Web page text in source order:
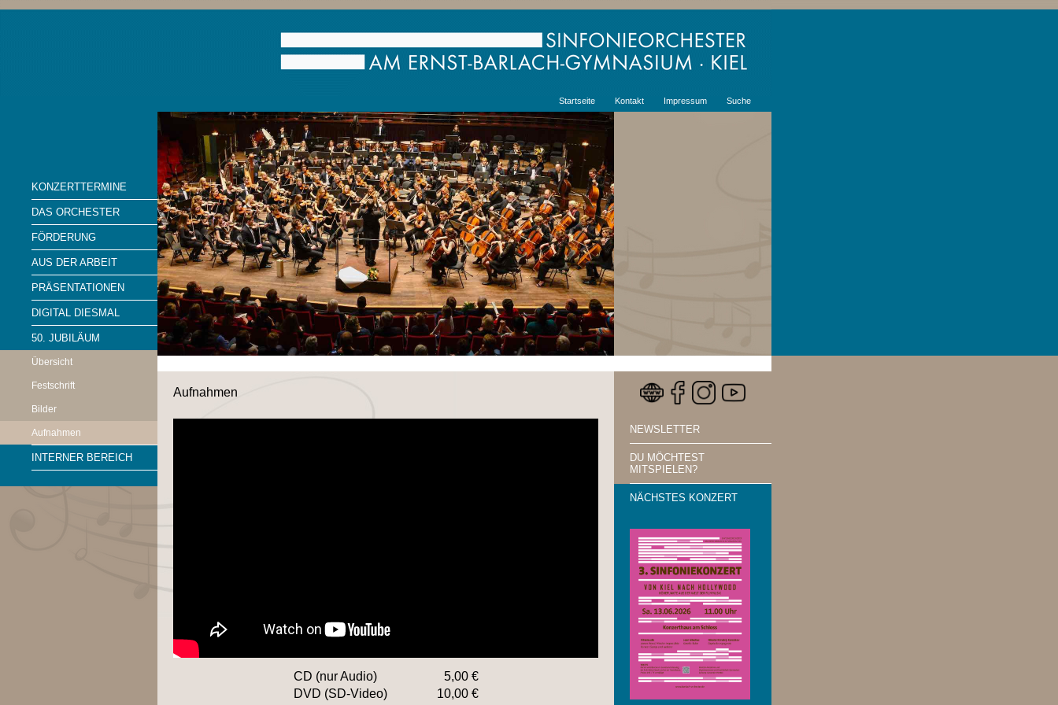
Startseite Kontakt Impressum Suche
KONZERTTERMINE
DAS ORCHESTER
FÖRDERUNG
AUS DER ARBEIT
PRÄSENTATIONEN
DIGITAL DIESMAL
50. JUBILÄUM
Übersicht
Festschrift
Bilder
Aufnahmen
INTERNER BEREICH
Aufnahmen
CD (nur Audio)
5,00 €
DVD (SD-Video)
10,00 €
NEWSLETTER
DU MÖCHTEST
MITSPIELEN?
NÄCHSTES KONZERT